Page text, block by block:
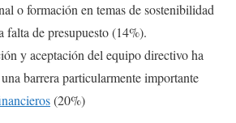
o formación en temas de sostenibilidad
falta de presupuesto (14%).
y aceptación del equipo directivo ha
barrera particularmente importante
(20%)